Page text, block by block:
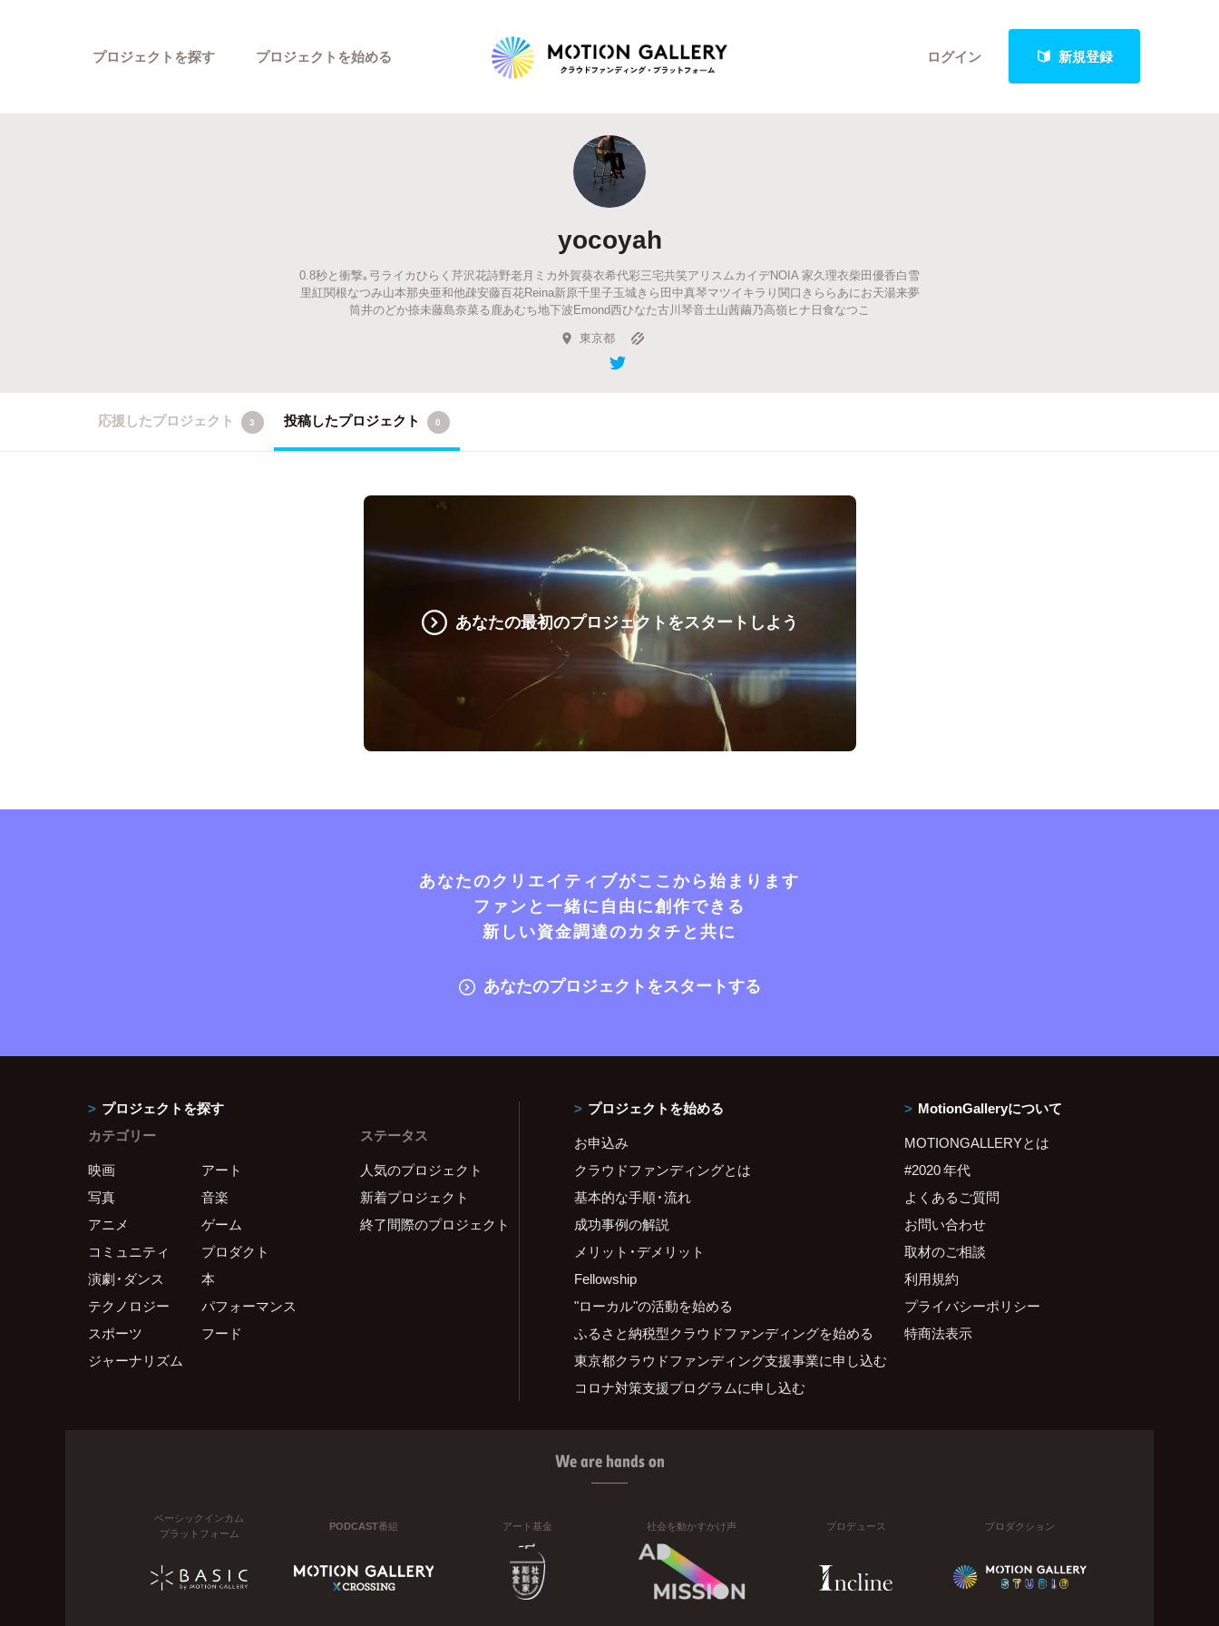
ログイン 新規登録
プロジェクトを探す
Highlight
新着プロジェクト
Feature
カテゴリーから探す タグから探す キュレーターから探す 特集から探す 最新進捗報告から探す
Legendary
プロジェクトを始める
yocoyah
0.8秒と衝撃｡弓ライカひらく芹沢花詩野老月ミカ外賀葵衣希代彩三宅共笑アリスムカイデNOIA 家久理衣柴田優香白雪
里紅関根なつみ山本那央亜和他疎安藤百花Reina新原千里子玉城きら田中真琴マツイキラり関口きららあにお天湯来夢
筒井のどか捺未藤島奈菜る鹿あむち地下波Emond西ひなた古川琴音土山茜繭乃高嶺ヒナ日食なつこ
東京都
応援したプロジェクト 3 投稿したプロジェクト 0
あなたの最初のプロジェクトをスタートしよう
あなたのクリエイティブがここから始まります
ファンと一緒に自由に創作できる
新しい資金調達のカタチと共に
あなたのプロジェクトをスタートする
プロジェクトを探す
カテゴリー
映画
アート
写真
音楽
アニメ
ゲーム
コミュニティ
プロダクト
演劇・ダンス
本
テクノロジー
パフォーマンス
スポーツ
フード
ジャーナリズム
ステータス
人気のプロジェクト
新着プロジェクト
終了間際のプロジェクト
プロジェクトを始める
お申込み
クラウドファンディングとは
基本的な手順・流れ
成功事例の解説
メリット・デメリット
Fellowship
"ローカル"の活動を始める
ふるさと納税型クラウドファンディングを始める
東京都クラウドファンディング支援事業に申し込む
コロナ対策支援プログラムに申し込む
MotionGalleryについて
MOTIONGALLERYとは
#2020 年代
よくあるご質問
お問い合わせ
取材のご相談
利用規約
プライバシーポリシー
特商法表示
We are hands on
ベーシックインカム
プラットフォーム
PODCAST番組 アート基金 社会を動かすかけ声 プロデュース プロダクション